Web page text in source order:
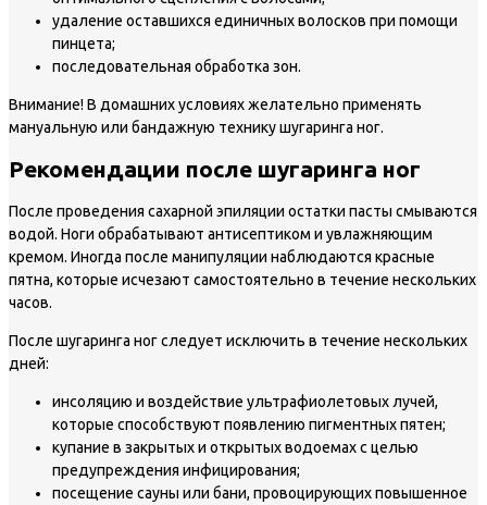
удаление оставшихся единичных волосков при помощи
пинцета;
последовательная обработка зон.
Внимание!В домашних условиях желательно применять
мануальную или бандажную технику шугаринга ног.
Рекомендации после шугаринга ног
После проведения сахарной эпиляции остатки пасты смываются
водой. Ноги обрабатывают антисептиком и увлажняющим
кремом. Иногда после манипуляции наблюдаются красные
пятна, которые исчезают самостоятельно в течение нескольких
часов.
После шугаринга ног следует исключить в течение нескольких
дней:
инсоляцию и воздействие ультрафиолетовых лучей,
которые способствуют появлению пигментных пятен;
купание в закрытых и открытых водоемах с целью
предупреждения инфицирования;
посещение сауны или бани, провоцирующих повышенное